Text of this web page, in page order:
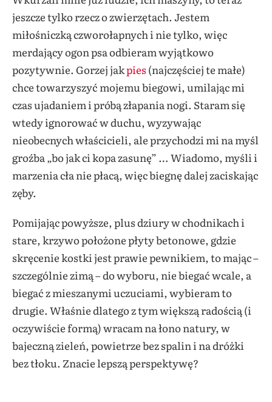
jeszcze tylko rzecz o zwierzętach. Jestem
miłośniczką czworołapnych i nie tylko, więc
merdający ogon psa odbieram wyjątkowo
pozytywnie. Gorzej jakpies(najczęściej te małe)
chce towarzyszyć mojemu biegowi, umilając mi
czas ujadaniem i próbą złapania nogi. Staram się
wtedy ignorować w duchu, wyzywając
nieobecnych właścicieli, ale przychodzi mi na myśl
groźba „bo jak ci kopa zasunę” … Wiadomo, myśli i
marzenia cła nie płacą, więc biegnę dalej zaciskając
zęby.
Pomijając powyższe, plus dziury w chodnikach i
stare, krzywo położone płyty betonowe, gdzie
skręcenie kostki jest prawie pewnikiem, to mając –
szczególnie zimą – do wyboru, nie biegać wcale, a
biegać z mieszanymi uczuciami, wybieram to
drugie. Właśnie dlatego z tym większą radością (i
oczywiście formą) wracam na łono natury, w
bajeczną zieleń, powietrze bez spalin i na dróżki
bez tłoku. Znacie lepszą perspektywę?